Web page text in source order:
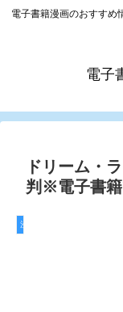
電子書籍漫画のおすすめ
電子
ドリーム・
判※電子書
漫画